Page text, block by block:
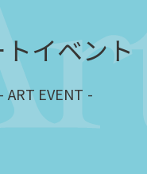
イベント
ART EVENT